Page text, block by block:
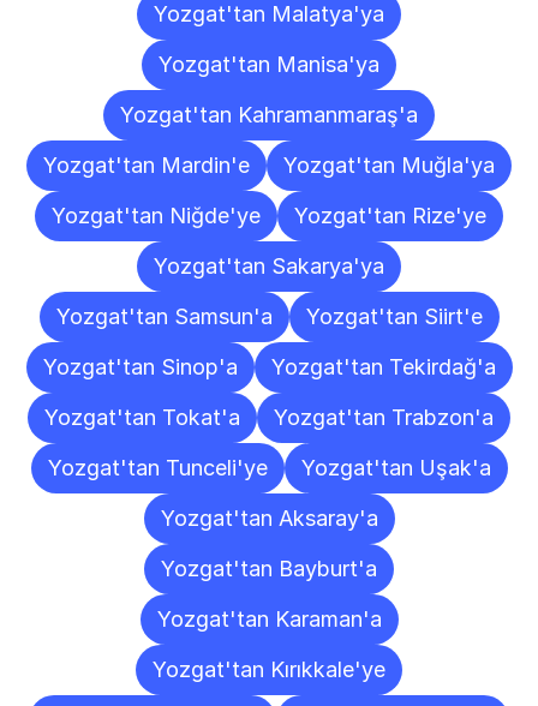
Yozgat'tan Malatya'ya
Yozgat'tan Manisa'ya
Yozgat'tan Kahramanmaraş'a
Yozgat'tan Mardin'e
Yozgat'tan Muğla'ya
Yozgat'tan Niğde'ye
Yozgat'tan Rize'ye
Yozgat'tan Sakarya'ya
Yozgat'tan Samsun'a
Yozgat'tan Siirt'e
Yozgat'tan Sinop'a
Yozgat'tan Tekirdağ'a
Yozgat'tan Tokat'a
Yozgat'tan Trabzon'a
Yozgat'tan Tunceli'ye
Yozgat'tan Uşak'a
Yozgat'tan Aksaray'a
Yozgat'tan Bayburt'a
Yozgat'tan Karaman'a
Yozgat'tan Kırıkkale'ye